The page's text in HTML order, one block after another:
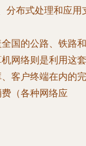
分布式处理和应用
国的公路、铁路和
网络则是利用这套
客户终端在内的完
（各种网络应